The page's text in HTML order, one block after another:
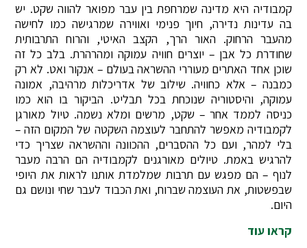
קמבודיה היא מדינה שמרחפת בין עבר מפואר להווה שקט. יש
בה עדינות נדירה, חיוך פנימי ואווירה שמרגישה כמו לחישה
מהעבר הרחוק. האור הרך, הקצב האיטי, והרוח התרבותית
שחודרת כל אבן – יוצרים חוויה עמוקה ומהרהרת. בלב כל זה
שוכן אחד האתרים מעוררי ההשראה בעולם – אנקור ואט. לא רק
כמבנה – אלא כחוויה. שילוב של אדריכלות מרהיבה, אמונה
עמוקה, והיסטוריה שנוכחת בכל תבליט. הביקור בו הוא כמו
כניסה לממד אחר – שקט, מרשים ומלא נשמה. טיול מאורגן
לקמבודיה מאפשר להתחבר לעוצמה השקטה של המקום הזה –
בלי למהר, ועם כל ההסברים, ההכוונה וההשראה שצריך כדי
להרגיש באמת. טיולים מאורגנים לקמבודיה הם הרבה מעבר
לנוף – הם מפגש עם תרבות שמלמדת אותנו לראות את היופי
שבפשטות, את העוצמה שברוח, ואת הכבוד לעבר שחי ונושם גם
היום.
קראו עוד